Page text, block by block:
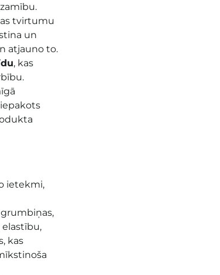
tvirtumu
un
atjauno to.
, kas
ietekmi,
kas